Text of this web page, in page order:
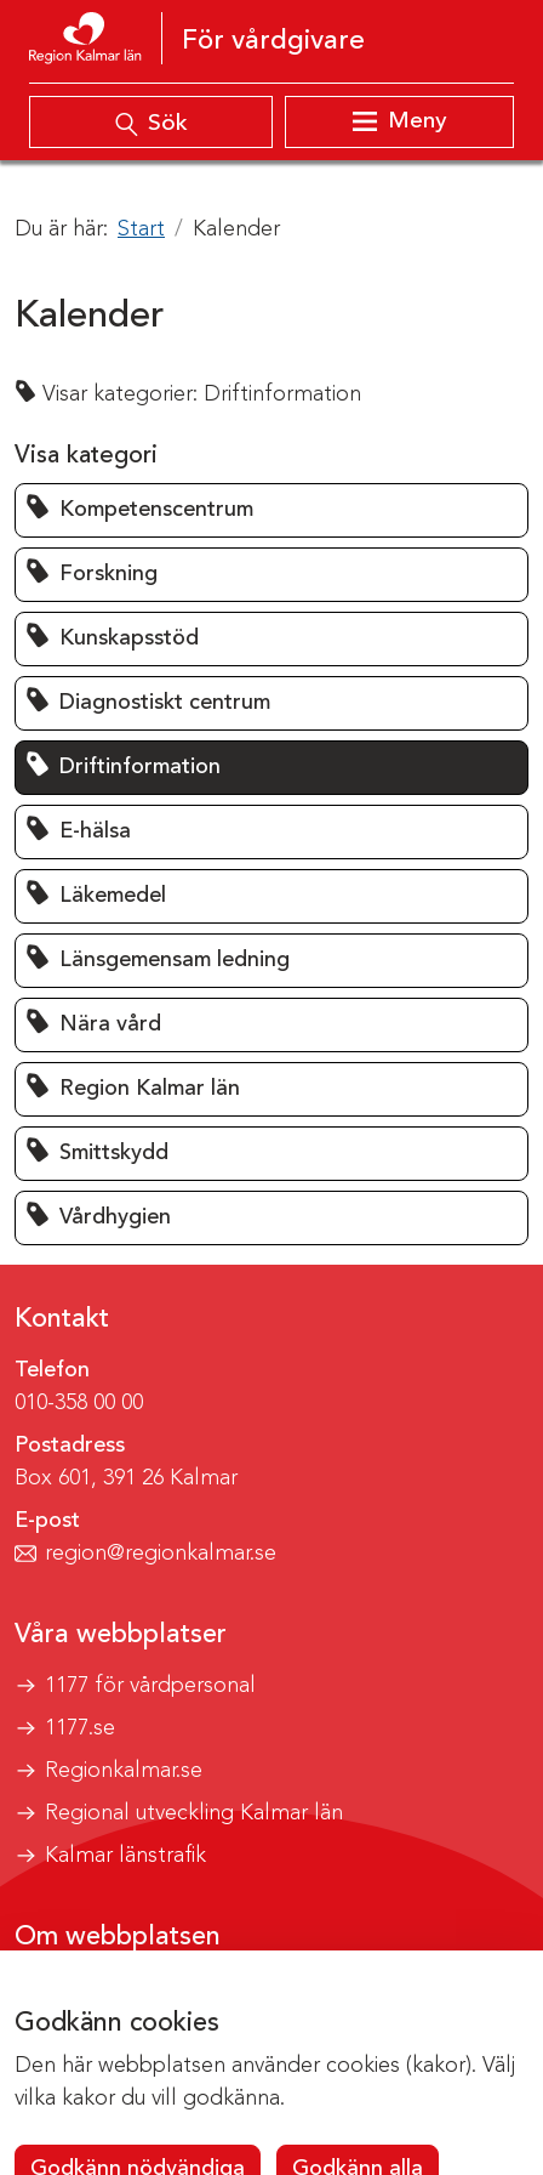
Godkänn cookies
Den här webbplatsen använder cookies (kakor). Välj
vilka kakor du vill godkänna.
Godkänn nödvändiga Godkänn alla
Hoppa till innehåll
För vårdgivare
Sök Meny
Du är här: Start Kalender
Kalender
Visar kategorier: Driftinformation
Visa kategori
Kompetenscentrum
Forskning
Kunskapsstöd
Diagnostiskt centrum
Driftinformation
E-hälsa
Läkemedel
Länsgemensam ledning
Nära vård
Region Kalmar län
Smittskydd
Vårdhygien
Kontakt
Telefon
010-358 00 00
Postadress
Box 601, 391 26 Kalmar
E-post
region@regionkalmar.se
Våra webbplatser
1177 för vårdpersonal
1177.se
Regionkalmar.se
Regional utveckling Kalmar län
Kalmar länstrafik
Om webbplatsen
Om cookies
Kontakta webbredaktionen